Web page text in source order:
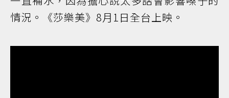
情況。《莎樂美》8月1日全台上映。